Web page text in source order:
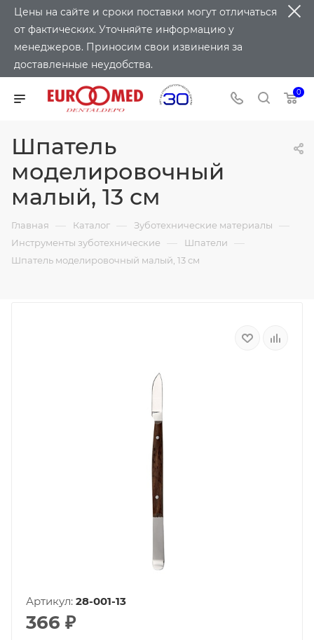
Цены на сайте и сроки поставки могут отличаться
от фактических. Уточняйте информацию у
менеджеров. Приносим свои извинения за
доставленные неудобства.
0
Шпатель
моделировочный
малый, 13 см
Главная — Каталог — Зуботехнические материалы —
Инструменты зуботехнические — Шпатели —
Шпатель моделировочный малый, 13 см
Артикул: 28-001-13
366 ₽